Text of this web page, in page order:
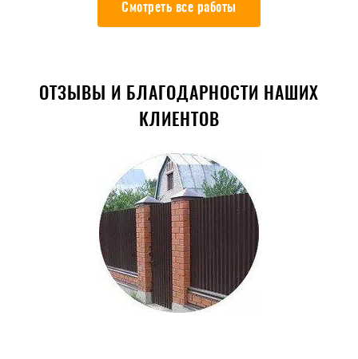
Смотреть все работы
ОТЗЫВЫ И БЛАГОДАРНОСТИ НАШИХ
КЛИЕНТОВ